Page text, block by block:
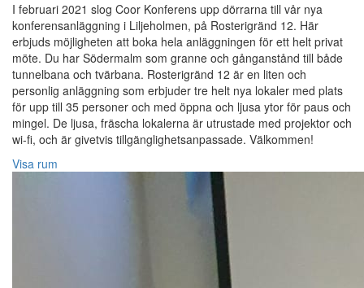
I februari 2021 slog Coor Konferens upp dörrarna till vår nya
konferensanläggning i Liljeholmen, på Rosterigränd 12. Här
erbjuds möjligheten att boka hela anläggningen för ett helt privat
möte. Du har Södermalm som granne och gånganstånd till både
tunnelbana och tvärbana. Rosterigränd 12 är en liten och
personlig anläggning som erbjuder tre helt nya lokaler med plats
för upp till 35 personer och med öppna och ljusa ytor för paus och
mingel. De ljusa, fräscha lokalerna är utrustade med projektor och
wi-fi, och är givetvis tillgänglighetsanpassade. Välkommen!
Visa rum